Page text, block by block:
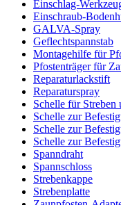
Einschlag-
Einschraub-
GALVA-Spray
Geflechtspannstab
Montagehilfe für
Pfostenträger für
Reparaturlackstift
Reparaturspray
Schelle für Streben
Schelle zur
Schelle zur
Schelle zur
Spanndraht
Spannschloss
Strebenkappe
Strebenplatte